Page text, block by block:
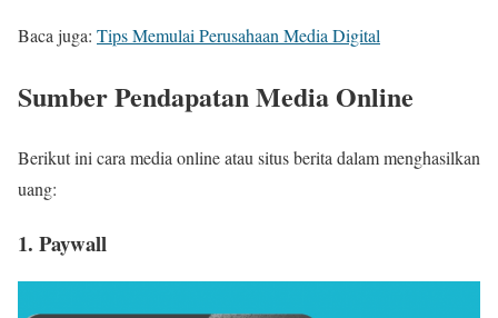
Baca juga: Tips Memulai Perusahaan Media Digital
Sumber Pendapatan Media Online
Berikut ini cara media online atau situs berita dalam menghasilkan
uang:
1. Paywall